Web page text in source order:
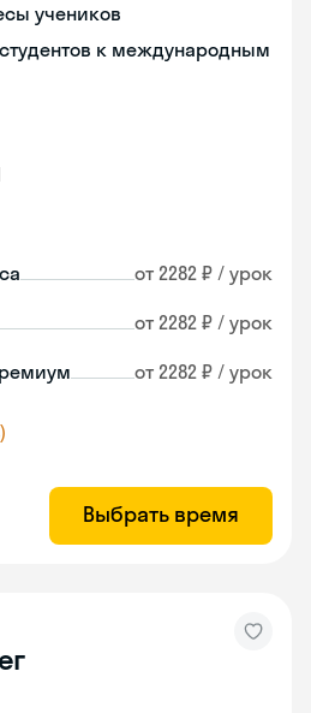
учеников
к международным
от 2282 ₽ / урок
от 2282 ₽ / урок
от 2282 ₽ / урок
Выбрать время